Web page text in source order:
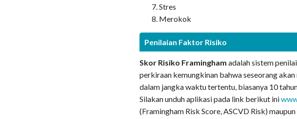
Stres
Merokok
Penilaian Faktor Risiko
Skor Risiko Framinghamadalah sistem
perkiraan kemungkinan bahwa seseorang
dalam jangka waktu tertentu, biasanya 10
Silakan unduh aplikasi pada link berikut ini
(Framingham Risk Score, ASCVD Risk)